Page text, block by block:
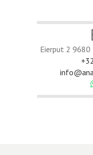
Eierput 2 9680